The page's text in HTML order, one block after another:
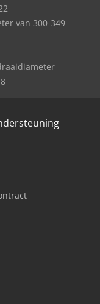
van 300-349